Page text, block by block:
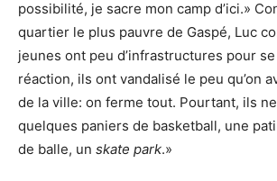
possibilité, je sacre mon camp d’ici.»
quartier le plus pauvre de Gaspé, Luc
jeunes ont peu d’infrastructures pour
réaction, ils ont vandalisé le peu qu’on
de la ville: on ferme tout. Pourtant, ils
quelques paniers de basketball, une
de balle, un skate park.»